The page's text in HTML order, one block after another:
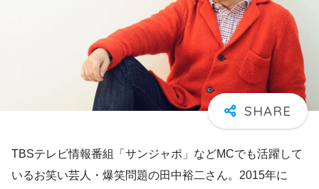
TBSテレビ情報番組「サンジャポ」などMCでも活躍して
いるお笑い芸人・爆笑問題の田中裕二さん。 2015年に